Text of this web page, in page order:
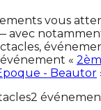
vous
avec
«
- Beautor
2